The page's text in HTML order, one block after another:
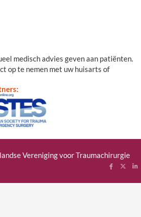
medisch advies geven aan patiënten.
op te nemen met uw huisarts of
Vereniging voor Traumachirurgie
Follow